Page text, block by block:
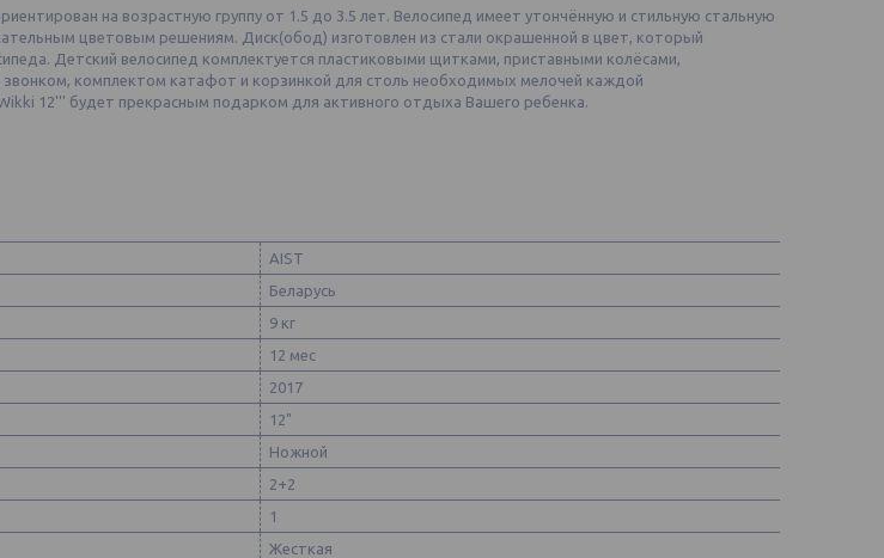
на возрастную группу от 1.5 до 3.5 лет. Велосипед имеет утончённую и стильную стальную
цветовым решениям. Диск(обод) изготовлен из стали окрашенной в цвет, который
Детский велосипед комплектуется пластиковыми щитками, приставными колёсами,
звонком, комплектом катафот и корзинкой для столь необходимых мелочей каждой
12''' будет прекрасным подарком для активного отдыха Вашего ребенка.
AIST
Беларусь
9 кг
12 мес
2017
12"
Ножной
2+2
1
Жесткая